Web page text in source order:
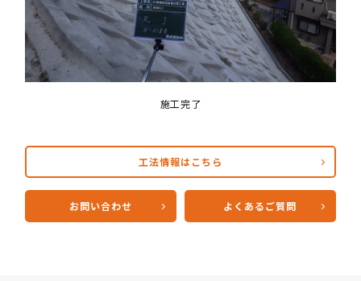
施工完了
工法情報はこちら
お問い合わせ よくあるご質問